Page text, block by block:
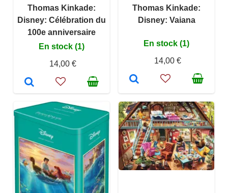
Thomas Kinkade:
Disney: Célébration du
100e anniversaire
En stock (1)
14,00 €
Thomas Kinkade:
Disney: Vaiana
En stock (1)
14,00 €